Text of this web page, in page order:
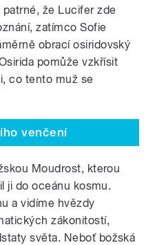
že Lucifer zde
zatímco Sofie
obrací osiridovský
pomůže vzkřísit
co tento muž se
venčení
Moudrost, kterou
ji do oceánu kosmu.
a vidíme hvězdy
zákonitostí,
světa. Neboť božská